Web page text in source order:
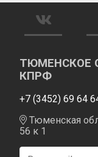
ТЮМЕНСКОЕ
КПРФ
+7 (3452) 69 64
Тюменская
56 к 1